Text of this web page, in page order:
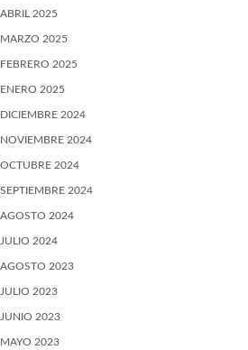
ABRIL 2025
MARZO 2025
FEBRERO 2025
ENERO 2025
DICIEMBRE 2024
NOVIEMBRE 2024
OCTUBRE 2024
SEPTIEMBRE 2024
AGOSTO 2024
JULIO 2024
AGOSTO 2023
JULIO 2023
JUNIO 2023
MAYO 2023